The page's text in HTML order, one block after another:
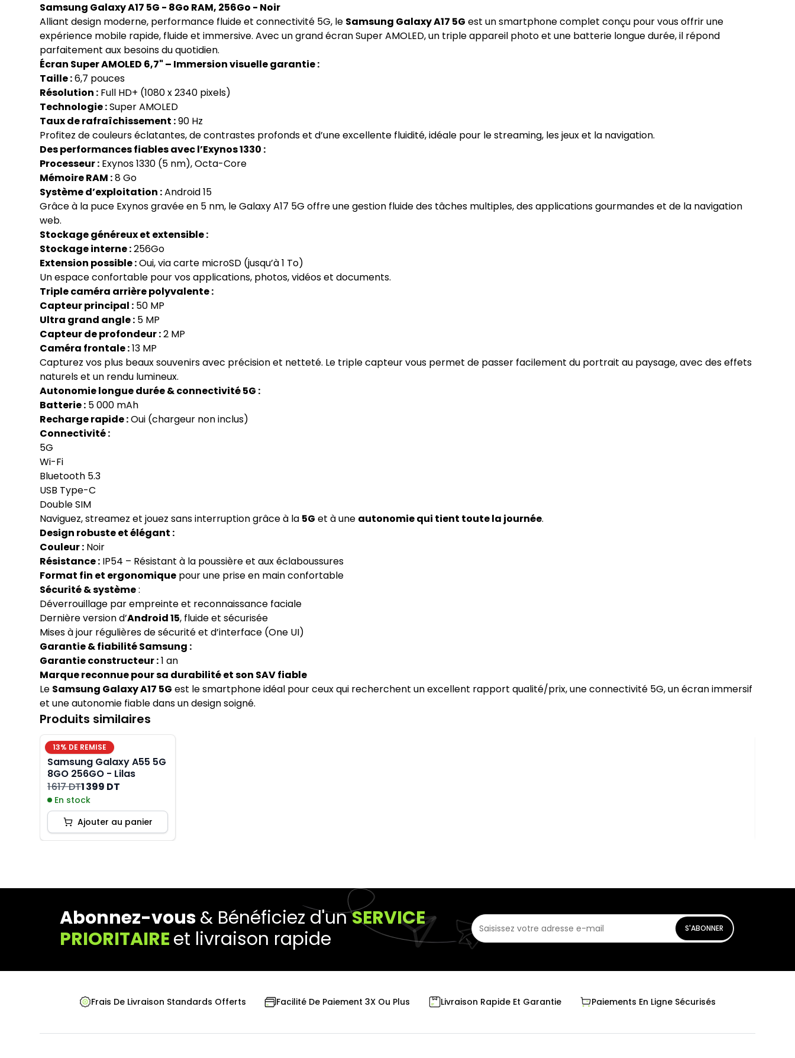
Samsung Galaxy A17 5G - 8Go RAM, 256Go - Noir
Alliant design moderne, performance fluide et connectivité 5G, le Samsung Galaxy A17 5G est un smartphone complet conçu pour vous offrir une
expérience mobile rapide, fluide et immersive. Avec un grand écran Super AMOLED, un triple appareil photo et une batterie longue durée, il répond
parfaitement aux besoins du quotidien.
Écran Super AMOLED 6,7" – Immersion visuelle garantie :
Taille :6,7 pouces
Résolution : Full HD+ (1080 x 2340 pixels)
Technologie :Super AMOLED
Taux de rafraîchissement :90 Hz
Profitez de couleurs éclatantes, de contrastes profonds et d’une excellente fluidité, idéale pour le streaming, les jeux et la navigation.
Des performances fiables avec l’Exynos 1330 :
Processeur : Exynos 1330 (5 nm), Octa-Core
Mémoire RAM :8 Go
Système d’exploitation :Android 15
Grâce à la puce Exynos gravée en 5 nm, le Galaxy A17 5G offre une gestion fluide des tâches multiples, des applications gourmandes et de la navigation
web.
Stockage généreux et extensible :
Stockage interne :256Go
Extension possible :Oui, via carte microSD (jusqu’à 1 To)
Un espace confortable pour vos applications, photos, vidéos et documents.
Triple caméra arrière polyvalente :
Capteur principal : 50 MP
Ultra grand angle : 5 MP
Capteur de profondeur :2 MP
Caméra frontale :13 MP
Capturez vos plus beaux souvenirs avec précision et netteté. Le triple capteur vous permet de passer facilement du portrait au paysage, avec des effets
naturels et un rendu lumineux.
Autonomie longue durée & connectivité 5G :
Batterie : 5 000 mAh
Recharge rapide :Oui (chargeur non inclus)
Connectivité :
5G
Wi-Fi
Bluetooth 5.3
USB Type-C
Double SIM
Naviguez, streamez et jouez sans interruption grâce à la 5G et à une autonomie qui tient toute la journée.
Design robuste et élégant :
Couleur : Noir
Résistance : IP54 – Résistant à la poussière et aux éclaboussures
Format fin et ergonomique pour une prise en main confortable
Sécurité & système:
Déverrouillage par empreinte et reconnaissance faciale
Dernière version d’Android 15, fluide et sécurisée
Mises à jour régulières de sécurité et d’interface (One UI)
Garantie & fiabilité Samsung :
Garantie constructeur :1 an
Marque reconnue pour sa durabilité et son SAV fiable
Le Samsung Galaxy A17 5G est le smartphone idéal pour ceux qui recherchent un excellent rapport qualité/prix, une connectivité 5G, un écran immersif
et une autonomie fiable dans un design soigné.
Produits similaires
13% DE REMISE
Samsung Galaxy A55 5G
8GO 256GO - Lilas
1 617 DT1 399 DT
En stock
Ajouter au panier
Abonnez-vous& Bénéficiez d'unSERVICE
PRIORITAIREet livraison rapide S'ABONNER
Frais De Livraison Standards Offerts Facilité De Paiement 3X Ou Plus Livraison Rapide Et Garantie Paiements En Ligne Sécurisés